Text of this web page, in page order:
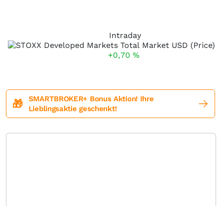
Intraday
+0,70 %
🎁
SMARTBROKER+ Bonus Aktion! Ihre
Lieblingsaktie geschenkt!